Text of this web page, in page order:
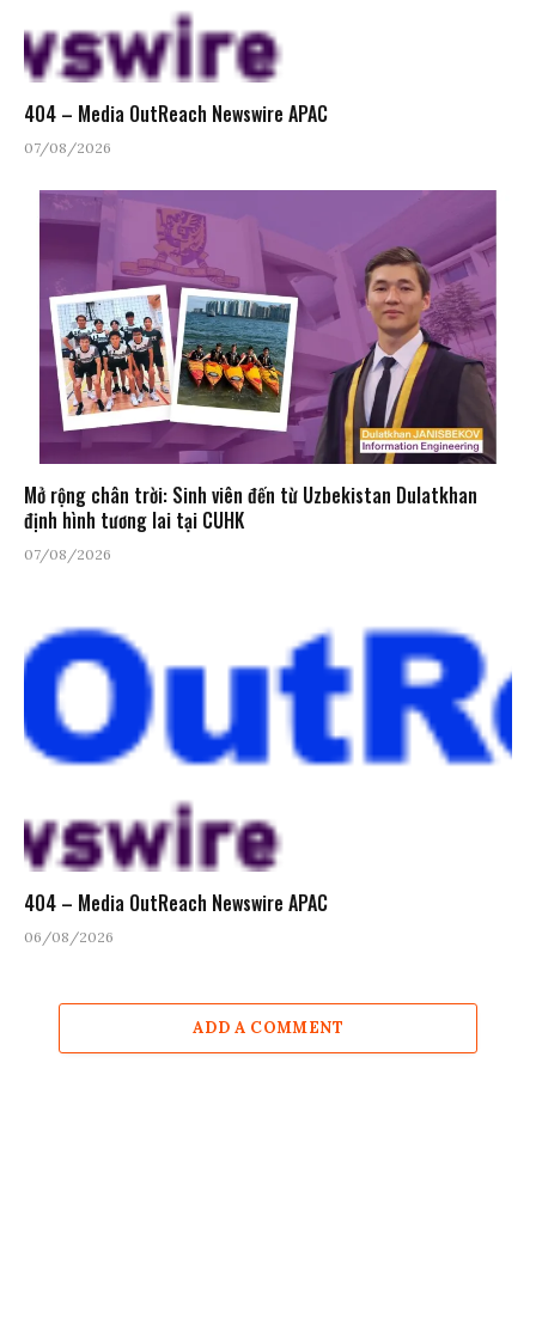
404 – Media OutReach Newswire APAC
07/08/2026
Mở rộng chân trời: Sinh viên đến từ Uzbekistan Dulatkhan
định hình tương lai tại CUHK
07/08/2026
404 – Media OutReach Newswire APAC
06/08/2026
ADD A COMMENT